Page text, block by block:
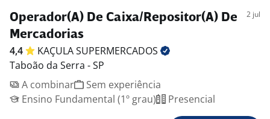
Operador(A) De Caixa/Repositor(A) De
Mercadorias
2 jul
4,4 KAÇULASUPERMERCADOS
Taboão da Serra - SP
A combinar
Sem experiência
Ensino Fundamental (1º grau)
Presencial